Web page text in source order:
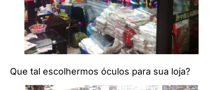
Que tal escolhermos óculos para sua loja?